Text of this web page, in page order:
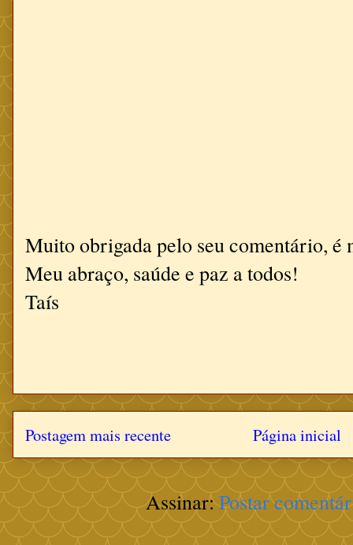
Muito obrigada pelo seu comentário, é
Meu abraço, saúde e paz a todos!
Taís
Postagem mais recente Página inicial
Assinar:Postar